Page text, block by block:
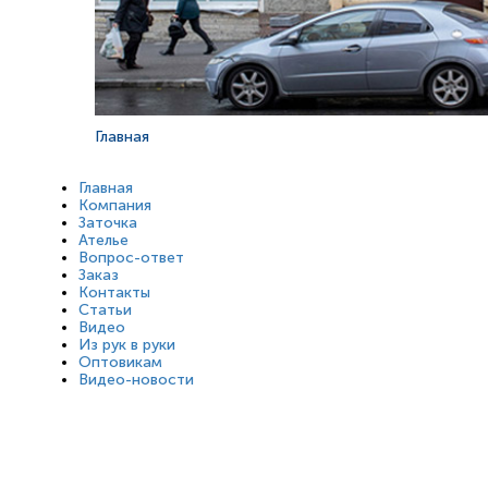
Главная
Главная
Компания
Заточка
Ателье
Вопрос-ответ
Заказ
Контакты
Статьи
Видео
Из рук в руки
Оптовикам
Видео-новости